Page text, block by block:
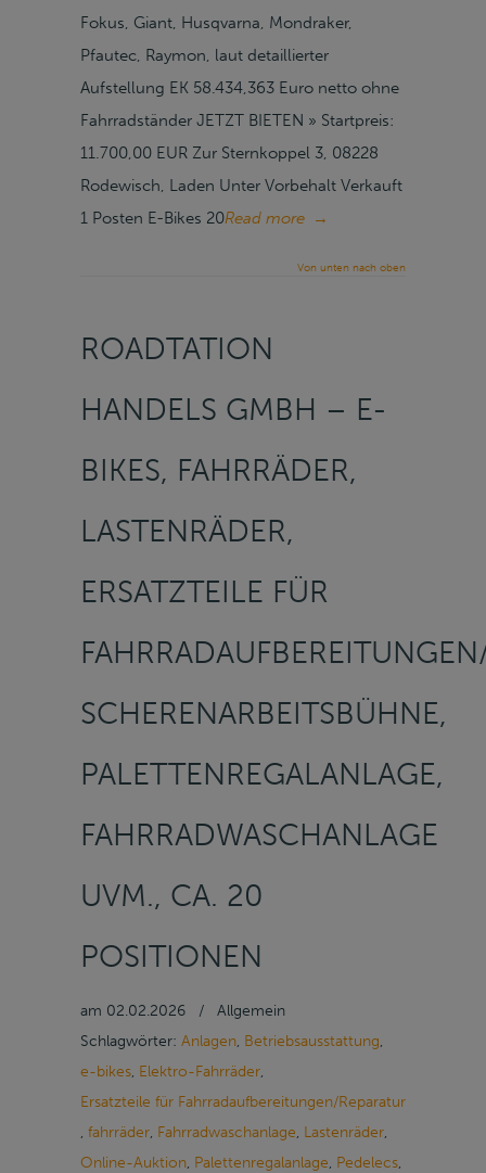
Fokus, Giant, Husqvarna, Mondraker,
Pfautec, Raymon, laut detaillierter
Aufstellung EK 58.434,363 Euro netto ohne
Fahrradständer JETZT BIETEN » Startpreis:
11.700,00 EUR Zur Sternkoppel 3, 08228
Rodewisch, Laden Unter Vorbehalt Verkauft
1 Posten E-Bikes 20Read more →
Von unten nach oben
ROADTATION
HANDELS GMBH – E-
BIKES, FAHRRÄDER,
LASTENRÄDER,
ERSATZTEILE FÜR
SCHERENARBEITSBÜHNE,
PALETTENREGALANLAGE,
FAHRRADWASCHANLAGE
UVM., CA. 20
POSITIONEN
am 02.02.2026 /
Allgemein
Schlagwörter: Anlagen, Betriebsausstattung,
e-bikes, Elektro-Fahrräder,
Ersatzteile für Fahrradaufbereitungen/Reparatur
, fahrräder, Fahrradwaschanlage, Lastenräder,
Online-Auktion, Palettenregalanlage, Pedelecs,